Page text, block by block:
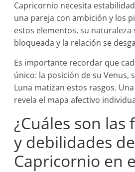
Capricornio necesita
una pareja con ambición y los
estos elementos, su naturaleza
bloqueada y la relación se
Es importante recordar que
único: la posición de su Venus,
Luna matizan estos rasgos. Una
revela el mapa afectivo
¿Cuáles son las
y debilidades de
Capricornio en